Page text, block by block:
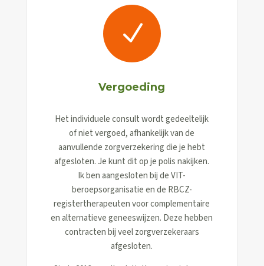
N
Vergoeding
Het individuele consult wordt gedeeltelijk
of niet vergoed, afhankelijk van de
aanvullende zorgverzekering die je hebt
afgesloten. Je kunt dit op je polis nakijken.
Ik ben aangesloten bij de VIT-
beroepsorganisatie en de RBCZ-
registertherapeuten voor complementaire
en alternatieve geneeswijzen. Deze hebben
contracten bij veel zorgverzekeraars
afgesloten.